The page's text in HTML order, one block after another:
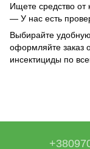
Ищете средство от
— У нас есть
Выбирайте
оформляйте заказ
инсектициды по